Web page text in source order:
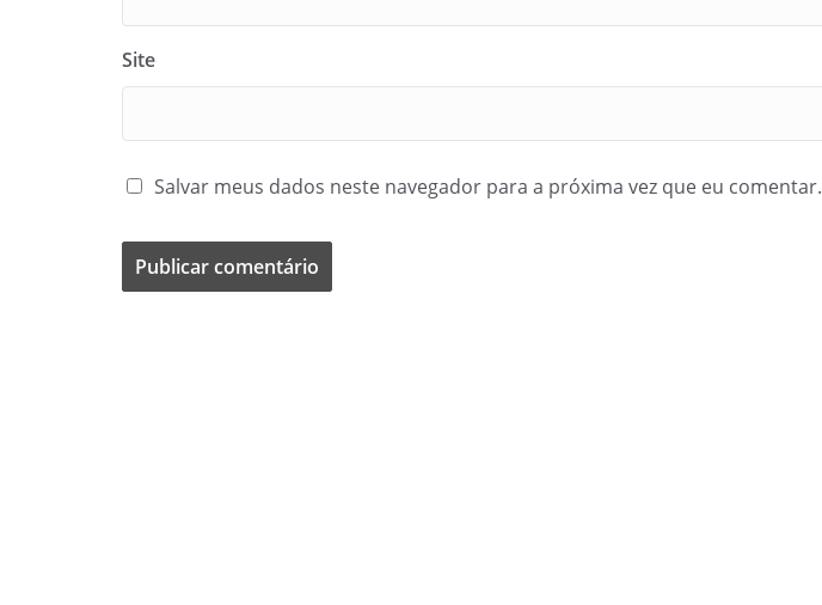
Site
Salvar meus dados neste navegador para a próxima vez que eu comentar.